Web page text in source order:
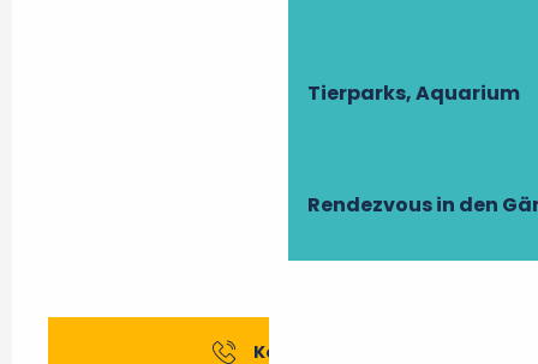
Tierparks, Aquarium
Rendezvous in den
Kontakt